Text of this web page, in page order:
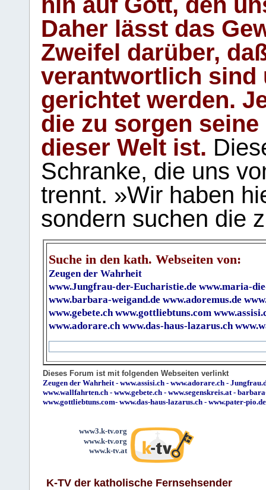
Daher lässt das
Zweifel darüber,
verantwortlich sind
gerichtet werden.
die zu sorgen
dieser Welt ist.
Schranke, die uns
trennt. »Wir haben
sondern suchen die
Suche in den kath. Webseiten von:
Zeugen der Wahrheit
www.Jungfrau-der-Eucharistie.de www.maria-
www.barbara-weigand.de www.adoremus.de
www.gebete.ch www.gottliebtuns.com
www.adorare.ch www.das-haus-lazarus.ch
Dieses Forum ist mit folgenden Webseiten verlinkt
Zeugen der Wahrheit- www.assisi.ch - www.adorare.ch -
www.wallfahrten.ch - www.gebete.ch - www.segenskreis.at-
www.gottliebtuns.com- www.das-haus-lazarus.ch - www.pater-pio.de
www3.k-tv.org
www.k-tv.org
www.k-tv.at
K-TV der katholische Fernsehsender